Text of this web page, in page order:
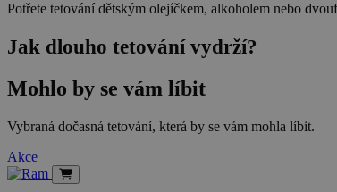
Potřete tetování dětským olejíčkem, alkoholem nebo
Jak dlouho tetování vydrží?
Mohlo by se vám líbit
Vybraná dočasná tetování, která by se vám mohla líbit.
Akce